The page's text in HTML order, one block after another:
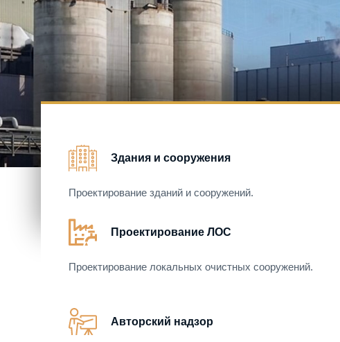
Здания и сооружения
Проектирование зданий и сооружений.
Проектирование ЛОС
Проектирование локальных очистных сооружений.
Авторский надзор